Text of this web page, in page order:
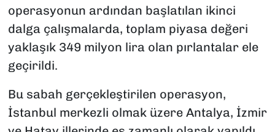
operasyonun ardından başlatılan ikinci
dalga çalışmalarda, toplam piyasa değeri
yaklaşık 349 milyon lira olan pırlantalar ele
geçirildi.
Bu sabah gerçekleştirilen operasyon,
İstanbul merkezli olmak üzere Antalya, İzmir